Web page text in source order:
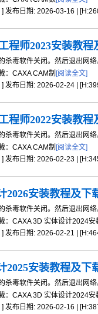
] 发布日期: 2026-03-16 |
程师2023安装教程
毒软件关闭。然后退出网络
：CAXA CAM制 [阅读全文]
] 发布日期: 2026-02-24 |
程师2022安装教程
毒软件关闭。然后退出网络
：CAXA CAM制 [阅读全文]
] 发布日期: 2026-02-23 |
2026安装教程及下
毒软件关闭。然后退出网络
：CAXA 3D 实体设计2024安
] 发布日期: 2026-02-21 |
2025安装教程及下
毒软件关闭。然后退出网络
：CAXA 3D 实体设计2024安
] 发布日期: 2026-02-16 |